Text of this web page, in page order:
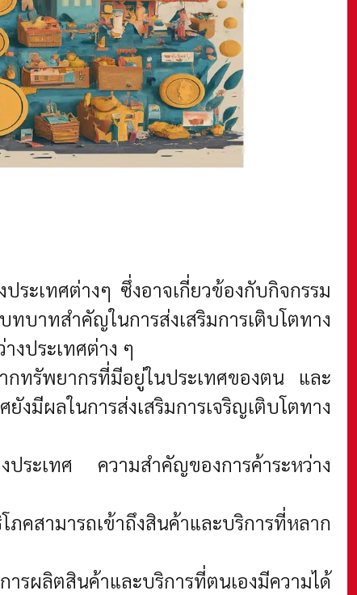
ะเทศต่างๆ ซึ่งอาจเกี่ยวข้องกับกิจกรรม
บาทสำคัญในการส่งเสริมการเติบโตทาง
งประเทศต่าง ๆ
กทรัพยากรที่มีอยู่ในประเทศของตน และ
มีผลในการส่งเสริมการเจริญเติบโตทาง
ระเทศ ความสำคัญของการค้าระหว่าง
ภคสามารถเข้าถึงสินค้าและบริการที่หลาก
รผลิตสินค้าและบริการที่ตนเองมีความได้